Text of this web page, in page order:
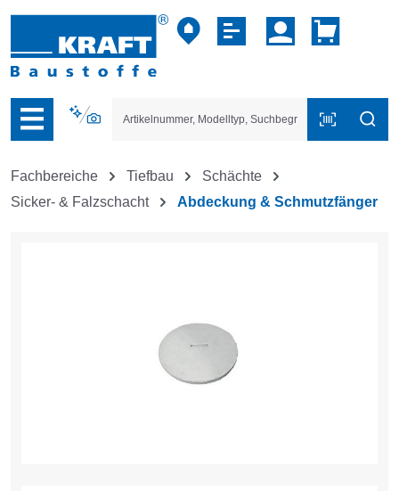
der B2B-Plattform springen
Fachbereiche Tiefbau
Schächte
Sicker- & Falzschacht
Abdeckung & Schmutzfänger